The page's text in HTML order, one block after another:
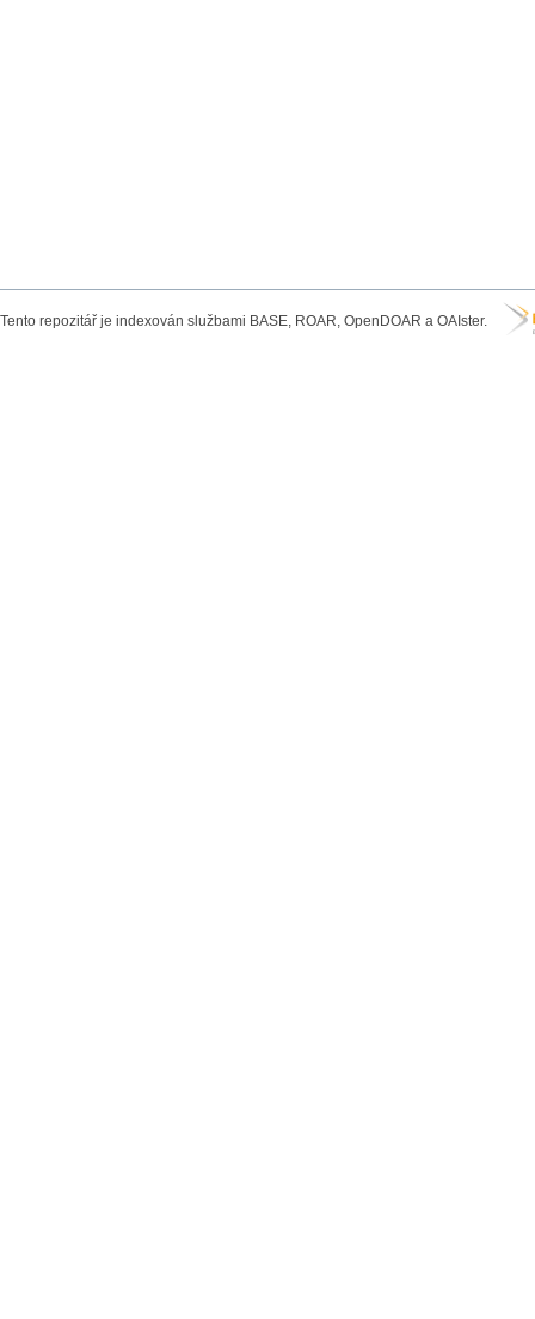
Tento repozitář je indexován službami BASE, ROAR, OpenDOAR a OAIster.